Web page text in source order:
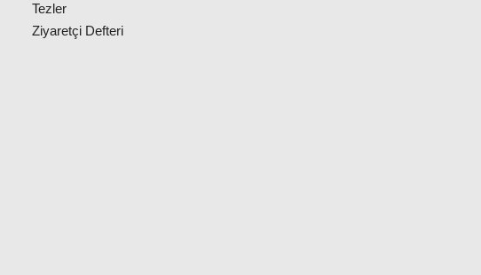
Tezler
Ziyaretçi Defteri